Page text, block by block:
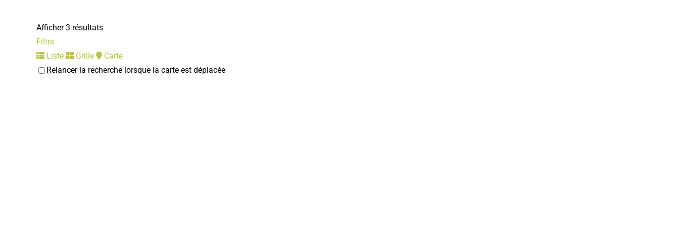
Afficher 3 résultats
Filtre
Liste
Grille
Carte
Relancer la recherche lorsque la carte est déplacée